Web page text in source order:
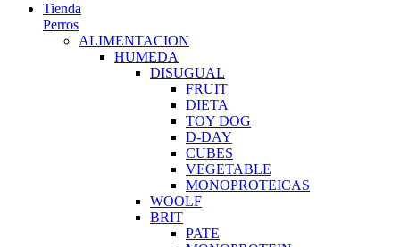
Tienda
Perros
ALIMENTACION
HUMEDA
DISUGUAL
FRUIT
DIETA
TOY DOG
D-DAY
CUBES
VEGETABLE
MONOPROTEICAS
WOOLF
BRIT
PATE